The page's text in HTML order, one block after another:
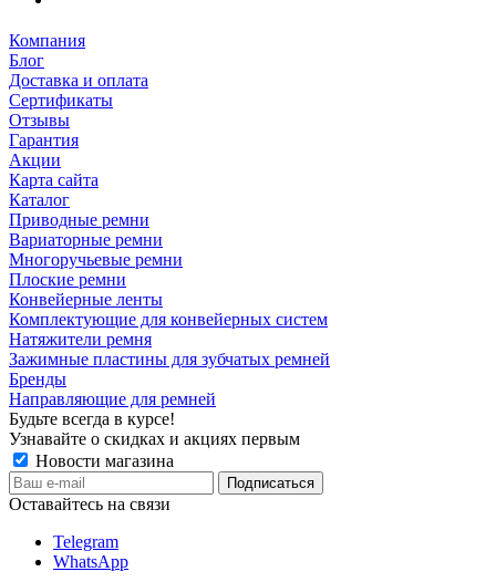
Компания
Блог
Доставка и оплата
Сертификаты
Отзывы
Гарантия
Акции
Карта сайта
Каталог
Приводные ремни
Вариаторные ремни
Многоручьевые ремни
Плоские ремни
Конвейерные ленты
Комплектующие для конвейерных систем
Натяжители ремня
Зажимные пластины для зубчатых ремней
Бренды
Направляющие для ремней
Будьте всегда в курсе!
Узнавайте о скидках и акциях первым
Новости магазина
Оставайтесь на связи
Telegram
WhatsApp